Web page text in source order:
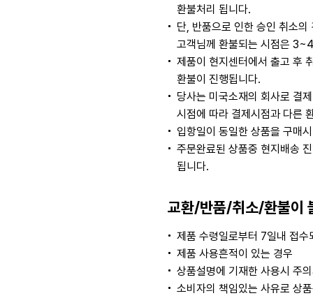
환불처리 됩니다.
단, 반품으로 인한 승인 취소
고객님께 환불되는 시점은
제품이 현지센터에서 출고 후
환불이 진행됩니다.
당사는 미국소재의 회사로 결
시점에 따라 결제시점과 다른
입항일이 동일한 상품을 구매
주문완료된 상품중 현지배송
됩니다.
교환/반품/취소/환불이
제품 수령일로부터 7일내 접
제품 사용흔적이 있는 경우
상품설명에 기재한 사용시 주
소비자의 책임있는 사유로 상